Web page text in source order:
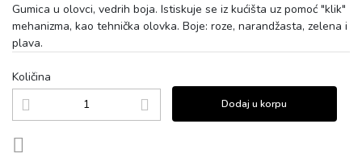
Gumica u olovci, vedrih boja. Istiskuje se iz kućišta uz pomoć "klik"
mehanizma, kao tehnička olovka. Boje: roze, narandžasta, zelena i
plava.
Količina
Dodaj u korpu